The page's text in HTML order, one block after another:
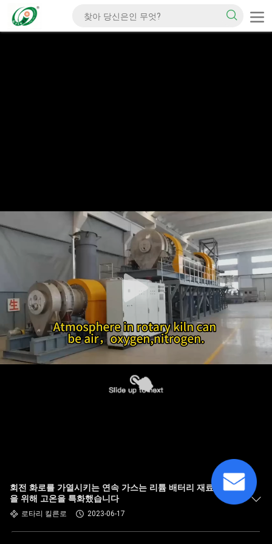
회전 화로를 가열시키는 연속 가스는 리튬 배터리 재료 재생
을 위해 고온을 특화했습니다
로타리 킬른로 2023-06-17